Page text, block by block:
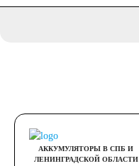
АККУМУЛЯТОРЫ В СПБ И
ЛЕНИНГРАДСКОЙ ОБЛАСТИ